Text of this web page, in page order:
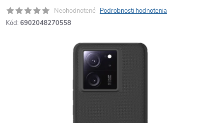
Neohodnotené Podrobnosti hodnotenia
Kód: 6902048270558